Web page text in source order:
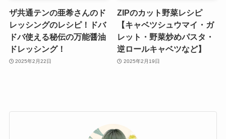
ザ共通テンの亜希さんのド
レッシングのレシピ！ドバ
ドバ使える秘伝の万能醤油
ドレッシング！
2025年2月22日
ZIPのカット野菜レシピ
【キャベツシュウマイ・ガ
レット・野菜炒めパスタ・
逆ロールキャベツなど】
2025年2月19日